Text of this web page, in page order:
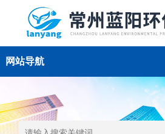
网站导航